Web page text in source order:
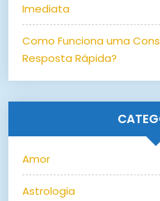
Imediata
Como Funciona uma
Resposta Rápida?
Amor
Astrologia